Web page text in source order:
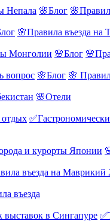
Непала 🌸Блог
🌸Правила въезда на
Монголии 🌸Блог
вопрос 🌸Блог 🌸
🌸Отели
отдых
и курорты Японии
въезда на Маврикий
въезда
выставок в Сингапуре